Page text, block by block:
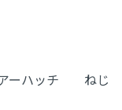
アーハッチ ねじ